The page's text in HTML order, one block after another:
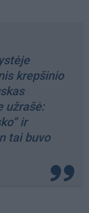
krepšinio
užrašė:
ir
tai buvo